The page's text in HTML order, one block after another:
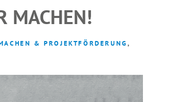
MACHEN!
& PROJEKTFÖRDERUNG,